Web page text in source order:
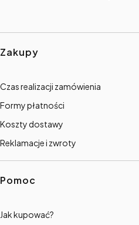
Linki w stopce
Zakupy
Czas realizacji zamówienia
Formy płatności
Koszty dostawy
Reklamacje i zwroty
Pomoc
Jak kupować?